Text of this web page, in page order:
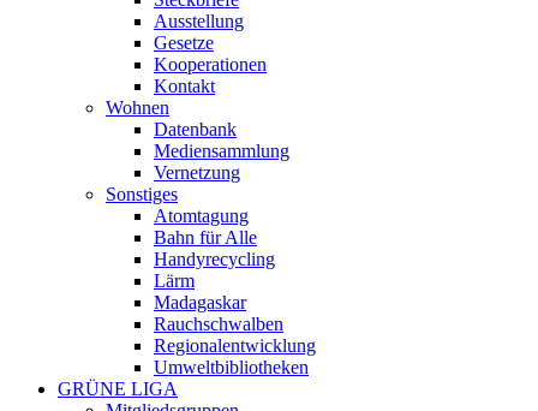
Ausstellung
Gesetze
Kooperationen
Kontakt
Wohnen
Datenbank
Mediensammlung
Vernetzung
Sonstiges
Atomtagung
Bahn für Alle
Handyrecycling
Lärm
Madagaskar
Rauchschwalben
Regionalentwicklung
Umweltbibliotheken
GRÜNE LIGA